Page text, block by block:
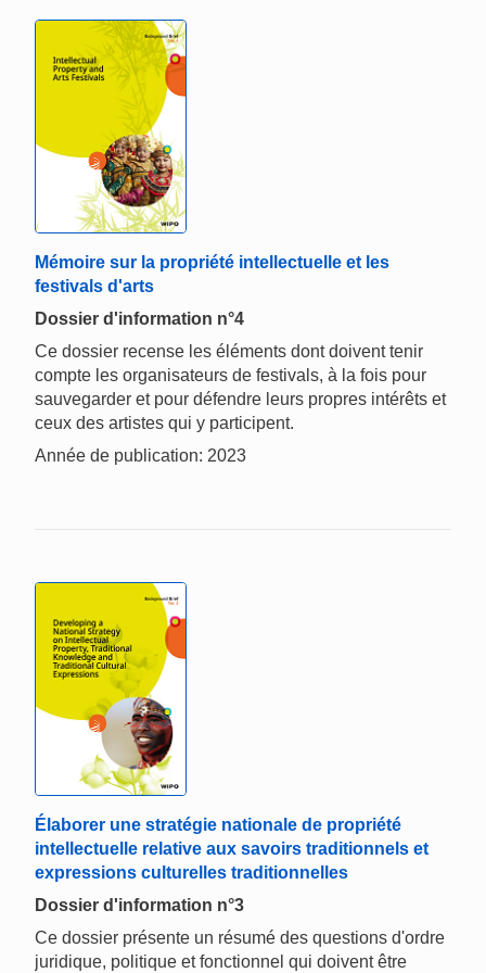
Mémoire sur la propriété intellectuelle et les
festivals d'arts
Dossier d'information n°4
Ce dossier recense les éléments dont doivent tenir
compte les organisateurs de festivals, à la fois pour
sauvegarder et pour défendre leurs propres intérêts et
ceux des artistes qui y participent.
Année de publication: 2023
Élaborer une stratégie nationale de propriété
intellectuelle relative aux savoirs traditionnels et
expressions culturelles traditionnelles
Dossier d'information n°3
Ce dossier présente un résumé des questions d'ordre
juridique, politique et fonctionnel qui doivent être